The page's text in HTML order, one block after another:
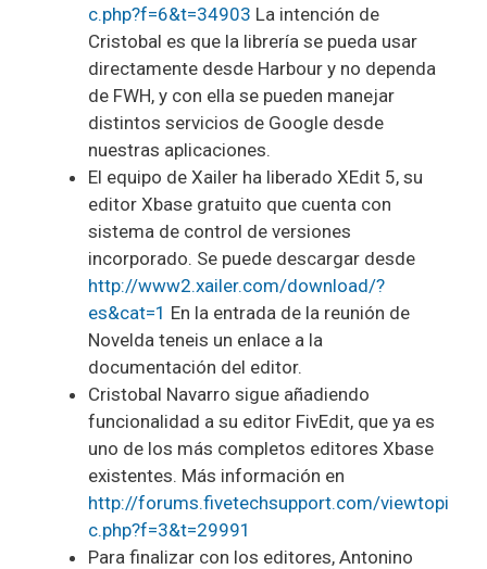
c.php?f=6&t=34903 La intención de
Cristobal es que la librería se pueda usar
directamente desde Harbour y no dependa
de FWH, y con ella se pueden manejar
distintos servicios de Google desde
nuestras aplicaciones.
El equipo de Xailer ha liberado XEdit 5, su
editor Xbase gratuito que cuenta con
sistema de control de versiones
incorporado. Se puede descargar desde
http://www2.xailer.com/download/?
es&cat=1 En la entrada de la reunión de
Novelda teneis un enlace a la
documentación del editor.
Cristobal Navarro sigue añadiendo
funcionalidad a su editor FivEdit, que ya es
uno de los más completos editores Xbase
existentes. Más información en
http://forums.fivetechsupport.com/viewtopi
c.php?f=3&t=29991
Para finalizar con los editores, Antonino